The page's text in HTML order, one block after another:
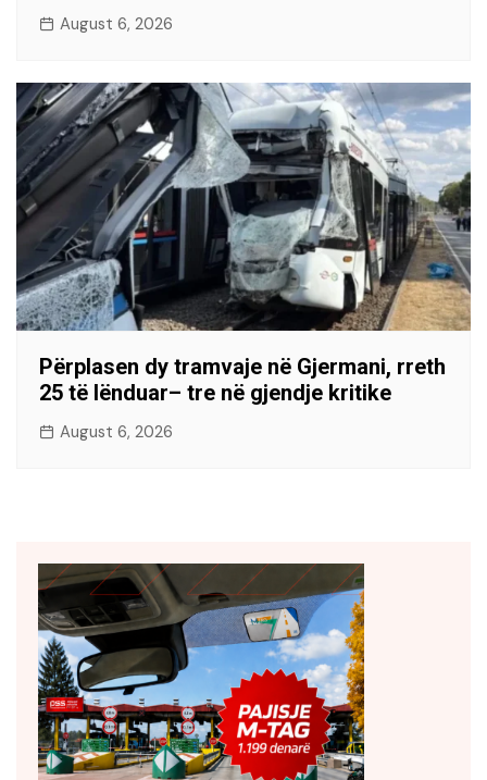
August 6, 2026
Përplasen dy tramvaje në Gjermani, rreth
25 të lënduar– tre në gjendje kritike
August 6, 2026